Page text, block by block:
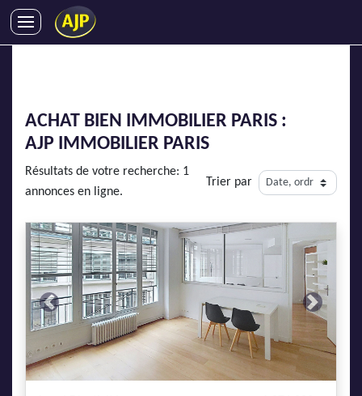
LOCATIONS DE VACANCES
ENTREPRISES
DEVENIR FRANCHISÉ
AJP Recrute
AJP Actualités
ACHAT BIEN IMMOBILIER PARIS :
AJP IMMOBILIER PARIS
Résultats de votre recherche: 1
annonces en ligne.
Trier par
Previous Next